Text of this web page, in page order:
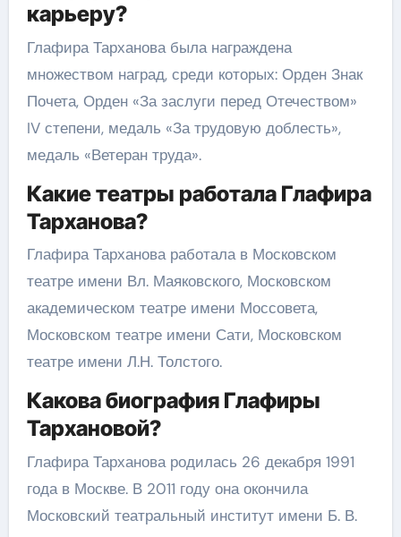
карьеру?
Глафира Тарханова была награждена
множеством наград, среди которых: Орден Знак
Почета, Орден «За заслуги перед Отечеством»
IV степени, медаль «За трудовую доблесть»,
медаль «Ветеран труда».
Какие театры работала Глафира
Тарханова?
Глафира Тарханова работала в Московском
театре имени Вл. Маяковского, Московском
академическом театре имени Моссовета,
Московском театре имени Сати, Московском
театре имени Л.Н. Толстого.
Какова биография Глафиры
Тархановой?
Глафира Тарханова родилась 26 декабря 1991
года в Москве. В 2011 году она окончила
Московский театральный институт имени Б. В.